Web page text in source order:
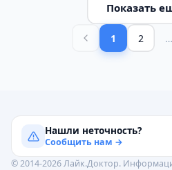
Показать
1 2 …
Нашли неточность?
Сообщить нам →
© 2014-2026 Лайк.Доктор.